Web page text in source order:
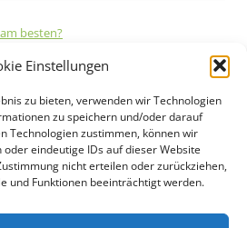
Einstellungen
zu bieten, verwenden wir Technologien
zu speichern und/oder darauf
Technologien zustimmen, können wir
eindeutige IDs auf dieser Website
nicht erteilen oder zurückziehen,
und Funktionen beeinträchtigt werden.
besten?
Vergleich
Wärmepumpen
denken
in Deutschland
sein?
lieber Staketenzaun